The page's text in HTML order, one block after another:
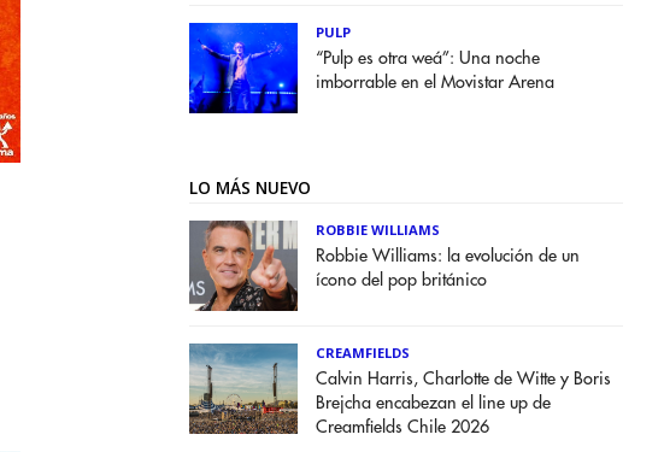
PULP
“Pulp es otra weá”: Una noche
imborrable en el Movistar Arena
LO MÁS NUEVO
ROBBIE WILLIAMS
Robbie Williams: la evolución de un
ícono del pop británico
CREAMFIELDS
Calvin Harris, Charlotte de Witte y Boris
Brejcha encabezan el line up de
Creamfields Chile 2026